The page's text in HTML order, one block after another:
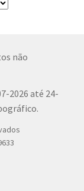
não
2026 até 24-